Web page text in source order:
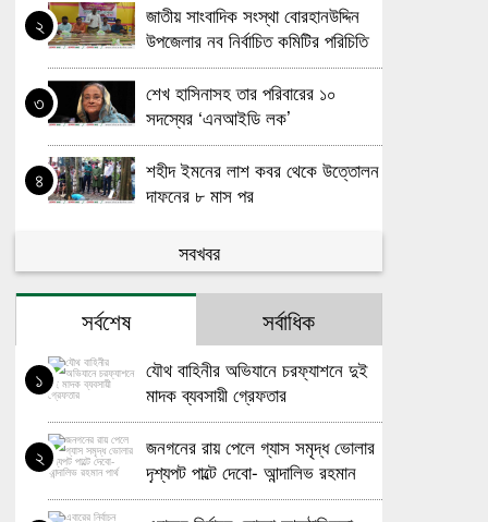
২
জাতীয় সাংবাদিক সংস্থা বোরহানউদ্দিন
উপজেলার নব নির্বাচিত কমিটির পরিচিতি
সভা
৩
শেখ হাসিনাসহ তার পরিবারের ১০
সদস্যের ‘এনআইডি লক’
৪
শহীদ ইমনের লাশ কবর থেকে উত্তোলন
দাফনের ৮ মাস পর
বিদ্যুৎস্পৃষ্টে লালমোহনে পরিচ্ছন্নতাকর্মীর
মৃ*ত্যু
দৌলতখান সরকারি বালিকা উচ্চ বিদ্যালয়ে
৫৬তম বার্ষিক ক্রীড়া প্রতিযোগিতা
অনুষ্ঠিত
ভোলায় শিক্ষক সম্মেলন অনুষ্ঠিত শিক্ষক
ফেডারেশনের উদ্যোগে
লালন-সম্রাজ্ঞী ফরিদা পারভীন
আইসিইউতে
সবখবর
সর্বশেষ সর্বাধিক
১
যৌথ বাহিনীর অভিযানে চরফ্যাশনে দুই
মাদক ব্যবসায়ী গ্রেফতার
২
জনগনের রায় পেলে গ্যাস সমৃদ্ধ ভোলার
দৃশ্যপট পাল্টে দেবো- আন্দালিভ রহমান
পার্থ